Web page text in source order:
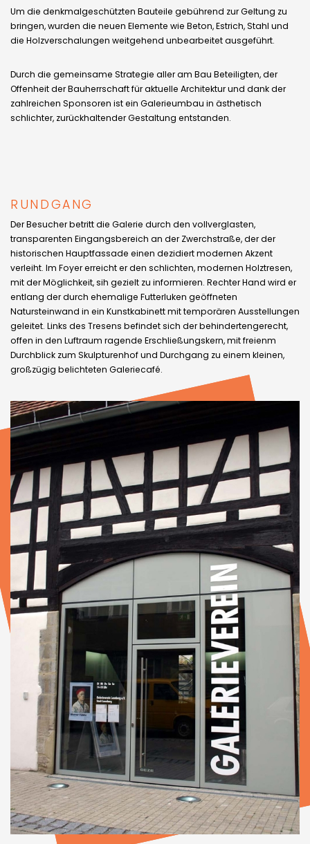
Um die denkmalgeschützten Bauteile gebührend zur Geltung zu
bringen, wurden die neuen Elemente wie Beton, Estrich, Stahl und
die Holzverschalungen weitgehend unbearbeitet ausgeführt.
Durch die gemeinsame Strategie aller am Bau Beteiligten, der
Offenheit der Bauherrschaft für aktuelle Architektur und dank der
zahlreichen Sponsoren ist ein Galerieumbau in ästhetisch
schlichter, zurückhaltender Gestaltung entstanden.
RUNDGANG
Der Besucher betritt die Galerie durch den vollverglasten,
transparenten Eingangsbereich an der Zwerchstraße, der der
historischen Hauptfassade einen dezidiert modernen Akzent
verleiht. Im Foyer erreicht er den schlichten, modernen Holztresen,
mit der Möglichkeit, sih gezielt zu informieren. Rechter Hand wird er
entlang der durch ehemalige Futterluken geöffneten
Natursteinwand in ein Kunstkabinett mit temporären Ausstellungen
geleitet. Links des Tresens befindet sich der behindertengerecht,
offen in den Luftraum ragende Erschließungskern, mit freienm
Durchblick zum Skulpturenhof und Durchgang zu einem kleinen,
großzügig belichteten Galeriecafé.